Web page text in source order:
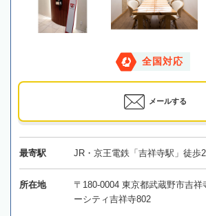
全国対応
メールする
最寄駅 JR・京王電鉄「吉祥寺駅」徒歩
所在地
〒180-0004 東京都武蔵野市吉
ーシティ吉祥寺802